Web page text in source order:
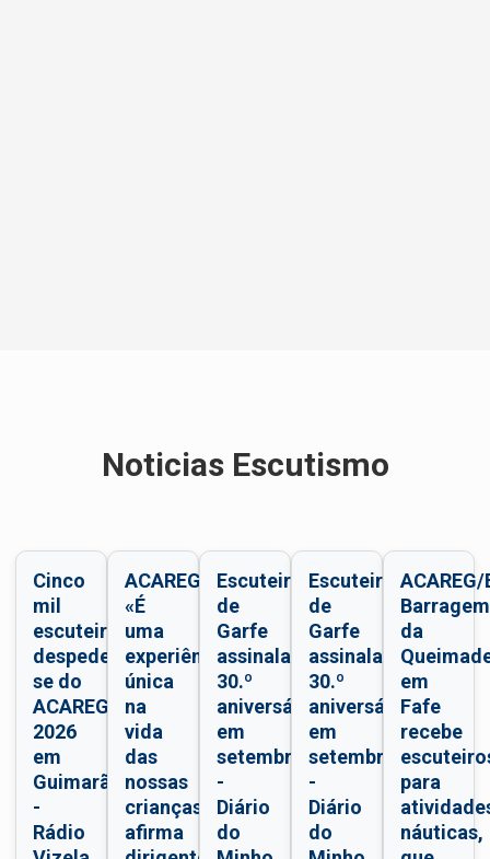
Noticias Escutismo
Cinco
mil
escuteiros
despedem-
se do
ACAREG
2026
em
Guimarães
-
Rádio
ACAREG/Braga:
«É
uma
experiência
única
na
vida
das
nossas
crianças»,
afirma
Escuteiros
de
Garfe
assinalam
30.º
aniversário
em
setembro
-
Diário
do
Escuteiros
de
Garfe
assinalam
30.º
aniversário
em
setembro
-
Diário
do
Barragem
da
em
Fafe
recebe
para
náuticas,